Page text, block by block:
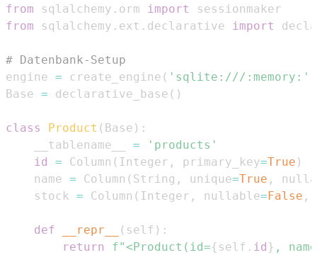
from sqlalchemy . orm import
from sqlalchemy . ext . declarative import
# Datenbank-Setup
engine = create_engine ( 'sqlite:///:memory:'
Base = declarative_base ( )
class Product ( Base ) :
    __tablename__
=
'products'
id
= Column ( Integer , primary_key=True )
    name
= Column ( String , unique=True ,
    stock
= Column ( Integer , nullable=False ,
def __repr__ ( self ) :
return
f"<Product(id={ self . id } ,